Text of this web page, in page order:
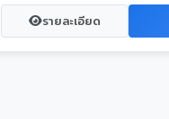
รายละเอียด